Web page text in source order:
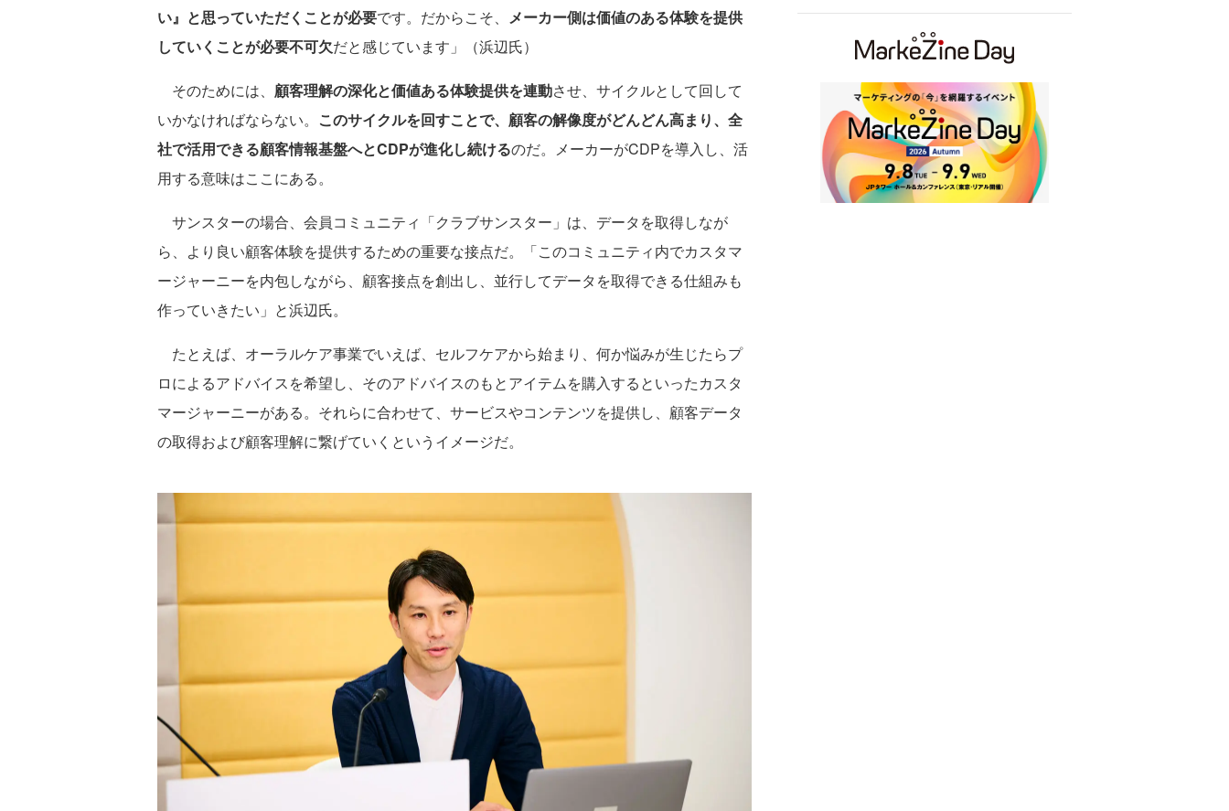
い』と思っていただくことが必要です。だからこそ、
メーカー側は価値のある体験を提供
していくことが必要不可欠だと感じています」（浜辺氏）
そのためには、 顧客理解の深化と価値ある体験提供を連動させ、サイクルとして回して
いかなければならない。 このサイクルを回すことで、顧客の解像度がどんどん高まり、全
社で活用できる顧客情報基盤へとCDPが進化し続けるのだ。メーカーがCDPを導入し、活
用する意味はここにある。
サンスターの場合、会員コミュニティ「クラブサンスター」は、データを取得しなが
ら、より良い顧客体験を提供するための重要な接点だ。「このコミュニティ内でカスタマ
ージャーニーを内包しながら、顧客接点を創出し、並行してデータを取得できる仕組みも
作っていきたい」と浜辺氏。
たとえば、オーラルケア事業でいえば、セルフケアから始まり、何か悩みが生じたらプ
ロによるアドバイスを希望し、そのアドバイスのもとアイテムを購入するといったカスタ
マージャーニーがある。それらに合わせて、サービスやコンテンツを提供し、顧客データ
の取得および顧客理解に繋げていくというイメージだ。